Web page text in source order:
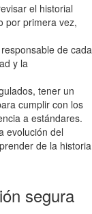
el historial
por primera vez,
de cada
y la
tener un
cumplir con los
a estándares.
evolución del
de la historia
segura